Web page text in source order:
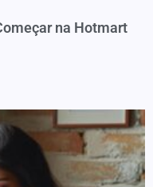
na Hotmart